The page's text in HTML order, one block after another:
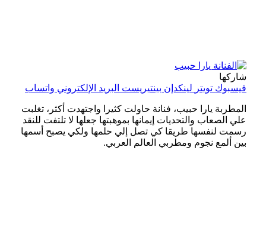
شاركها
فيسبوك تويتر لينكدإن بينتيريست البريد الإلكتروني واتساب
المطربة يارا حبيب، فنانة حاولت كثيرا واجتهدت أكثر، تغلبت
علي الصعاب والتحديات إيمانها بموهبتها جعلها لا تلتفت للنقد
رسمت لنفسها طريقا كي تصل إلي حلمها ولكي يصبح أسمها
بين ألمع نجوم ومطربي العالم العربي.